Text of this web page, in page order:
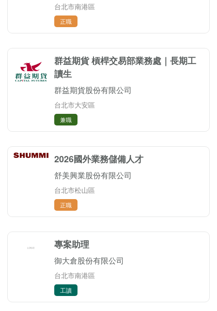
台北市南港區
正職
群益期貨 槓桿交易部業務處｜長期工
讀生
群益期貨股份有限公司
台北市大安區
兼職
2026國外業務儲備人才
舒美興業股份有限公司
台北市松山區
正職
專案助理
御大倉股份有限公司
台北市南港區
工讀